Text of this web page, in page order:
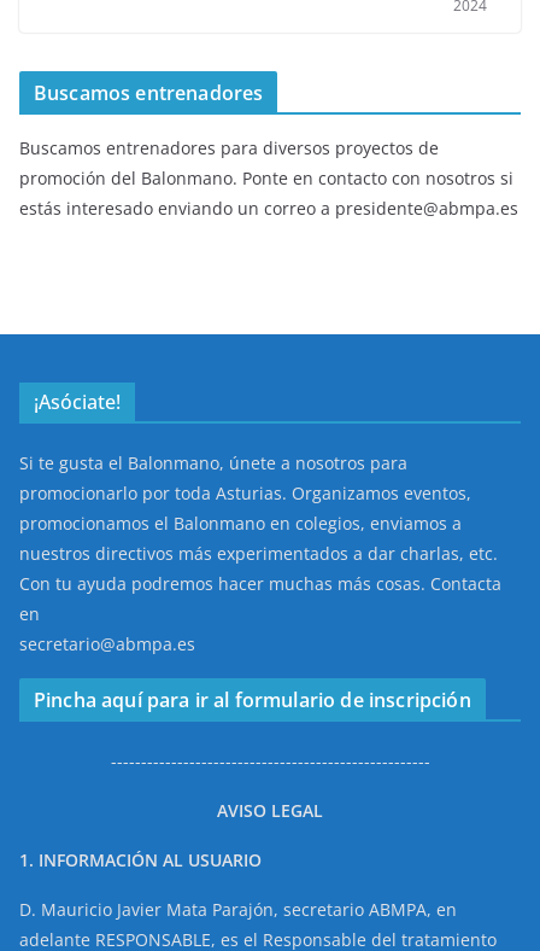
2024
Buscamos entrenadores
Buscamos entrenadores para diversos proyectos de
promoción del Balonmano. Ponte en contacto con nosotros si
estás interesado enviando un correo a presidente@abmpa.es
¡Asóciate!
Si te gusta el Balonmano, únete a nosotros para
promocionarlo por toda Asturias. Organizamos eventos,
promocionamos el Balonmano en colegios, enviamos a
nuestros directivos más experimentados a dar charlas, etc.
Con tu ayuda podremos hacer muchas más cosas. Contacta
en
secretario@abmpa.es
Pincha aquí para ir al formulario de inscripción
-----------------------------------------------------
AVISO LEGAL
1. INFORMACIÓN AL USUARIO
D. Mauricio Javier Mata Parajón, secretario ABMPA, en
adelante RESPONSABLE, es el Responsable del tratamiento